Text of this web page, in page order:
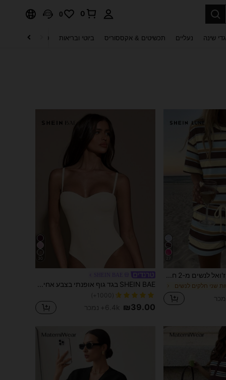
0
0
שינה נעליים תכשיטים & אקססוריס ביוטי ובריאות טקסטיל לבית
שני חלקים לנשים
30
(1000+)
₪39.00 6.4k+ נמכר